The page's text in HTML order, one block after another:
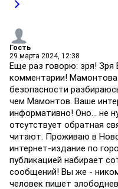
Гость
29 марта 2024, 12:38
Еще раз говорю: зря! Зря
комментарии!
безопасности
чем Мамонтов. Ваше
информативно! Оно... не
отсутствует обратная
читают. Проживаю в
интернет-издание по
публикацией набирает
сообщений! Вы же -
человек пишет